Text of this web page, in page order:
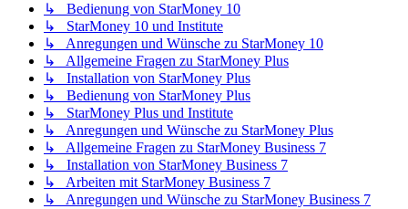
↳ Bedienung von StarMoney 10
↳ StarMoney 10 und Institute
↳ Anregungen und Wünsche zu StarMoney 10
↳ Allgemeine Fragen zu StarMoney Plus
↳ Installation von StarMoney Plus
↳ Bedienung von StarMoney Plus
↳ StarMoney Plus und Institute
↳ Anregungen und Wünsche zu StarMoney Plus
↳ Allgemeine Fragen zu StarMoney Business 7
↳ Installation von StarMoney Business 7
↳ Arbeiten mit StarMoney Business 7
↳ Anregungen und Wünsche zu StarMoney Business 7